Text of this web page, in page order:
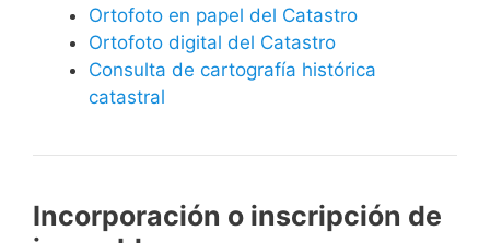
Ortofoto en papel del Catastro
Ortofoto digital del Catastro
Consulta de cartografía histórica
catastral
Incorporación o inscripción de